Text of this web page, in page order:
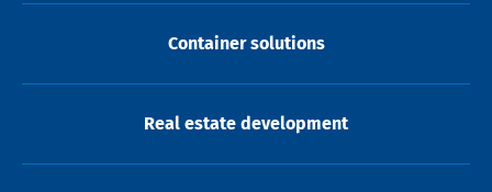
Container solutions
Real estate development